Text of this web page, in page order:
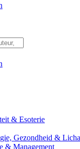
& Esoterie
Gezondheid &
& Management